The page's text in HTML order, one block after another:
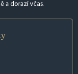
a dorazí včas.